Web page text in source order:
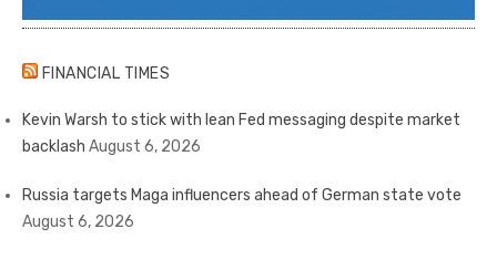
FINANCIAL TIMES
Kevin Warsh to stick with lean Fed messaging despite market
backlash August 6, 2026
Russia targets Maga influencers ahead of German state vote
August 6, 2026